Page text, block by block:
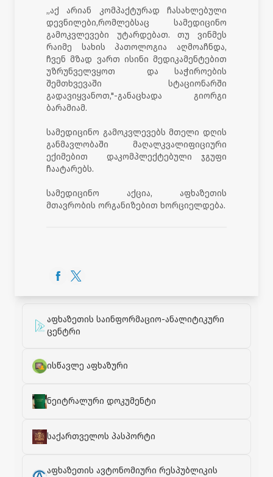
აფხაზეთის საინფორმაციო-ანალიტიკური
ცენტრი
ისწავლე აფხაზური
ნეიტრალური დოკუმენტი
საქართველოს პასპორტი
აფხაზეთის ავტონომიური რესპუბლიკის
„აქ არიან კომპაქტურად ჩასახლებული
დევნილები,რომლებსაც სამედიცინო
გამოკვლევები უტარდებათ. თუ ვინმეს
რაიმე სახის პათოლოგია აღმოაჩნდა,
ჩვენ მზად ვართ ისინი მედიკამენტებით
უზრუნველვყოთ და საჭიროების
შემთხვევაში სტაციონარში
გადავიყვანოთ,"-განაცხადა გიორგი
ბარამიამ.
სამედიცინო გამოკვლევებს მთელი დღის
განმავლობაში მაღალკვალიფიციური
ექიმებით დაკომპლექტებული ჯგუფი
ჩაატარებს.
სამედიცინო აქცია, აფხაზეთის
მთავრობის ორგანიზებით ხორციელდება.